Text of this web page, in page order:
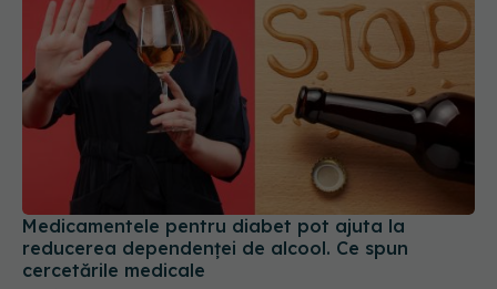
Medicamentele pentru diabet pot ajuta la
reducerea dependenței de alcool. Ce spun
cercetările medicale
21 noi 2024, 14:33